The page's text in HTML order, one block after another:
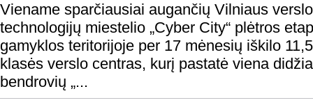
Viename sparčiausiai augančių Vilniaus
technologijų miestelio „Cyber City“ plėtros
gamyklos teritorijoje per 17 mėnesių iškilo
klasės verslo centras, kurį pastatė viena
bendrovių „...